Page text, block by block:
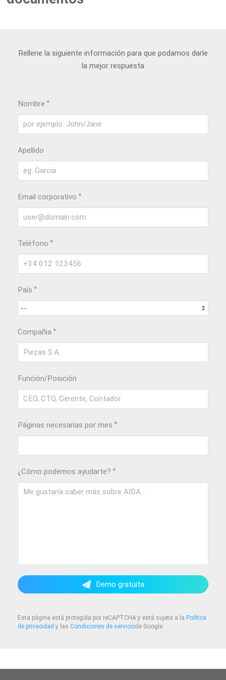
Rellene la siguiente información para que podamos darle
la mejor respuesta
Nombre *
Apellido
Email corporativo *
Teléfono *
País *
Compañia*
Función/Posición
Páginas necesarias por mes *
¿Cómo podemos ayudarte? *
Demo gratuita
Esta página está protegida por reCAPTCHA y está sujeta a la Política
de privacidad y las Condiciones de serviciode Google.